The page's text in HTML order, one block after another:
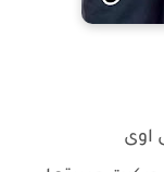
اوى